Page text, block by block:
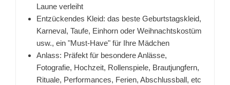
Laune verleiht
Entzückendes Kleid: das beste Geburtstagskleid,
Karneval, Taufe, Einhorn oder Weihnachtskostüm
usw., ein "Must-Have" für Ihre Mädchen
Anlass: Präfekt für besondere Anlässe,
Fotografie, Hochzeit, Rollenspiele, Brautjungfern,
Rituale, Performances, Ferien, Abschlussball, etc